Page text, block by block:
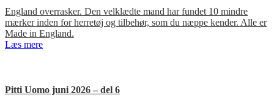
England overrasker. Den velklædte mand har fundet 10 mindre
mærker inden for herretøj og tilbehør, som du næppe kender. Alle er
Made in England.
Læs mere
Pitti Uomo juni 2026 – del 6